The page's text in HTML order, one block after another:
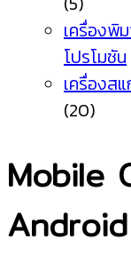
เครื่องพิ
โปรโมชัน
เครื่องส
(20)
Mobile
Android